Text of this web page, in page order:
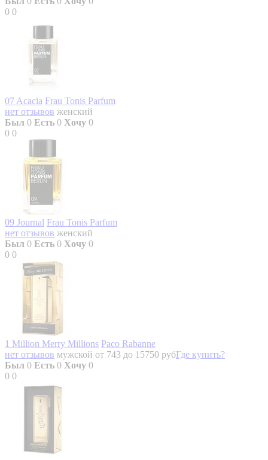
0 0
07 Acacia Frau Tonis Parfum
нет отзывов женский
Был 0 Есть 0 Хочу 0
0 0
09 Journal Frau Tonis Parfum
нет отзывов женский
Был 0 Есть 0 Хочу 0
0 0
1 Million Merry Millions Paco Rabanne
нет отзывов мужской от 743 до 15750 рубГде купить?
Был 0 Есть 0 Хочу 0
0 0